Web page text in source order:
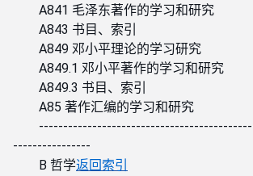
A841 毛泽东著作的学习和研究
A843 书目、索引
A849 邓小平理论的学习研究
A849.1 邓小平著作的学习和研究
A849.3 书目、索引
A85 著作汇编的学习和研究
----------------
B 哲学返回索引